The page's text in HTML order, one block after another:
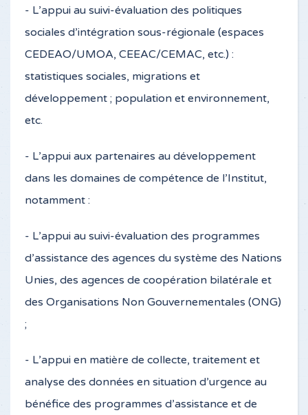
- L’appui au suivi-évaluation des politiques
sociales d’intégration sous-régionale (espaces
CEDEAO/UMOA, CEEAC/CEMAC, etc.) :
statistiques sociales, migrations et
développement ; population et environnement,
etc.
- L’appui aux partenaires au développement
dans les domaines de compétence de l’Institut,
notamment :
- L’appui au suivi-évaluation des programmes
d’assistance des agences du système des Nations
Unies, des agences de coopération bilatérale et
des Organisations Non Gouvernementales (ONG)
;
- L’appui en matière de collecte, traitement et
analyse des données en situation d’urgence au
bénéfice des programmes d’assistance et de